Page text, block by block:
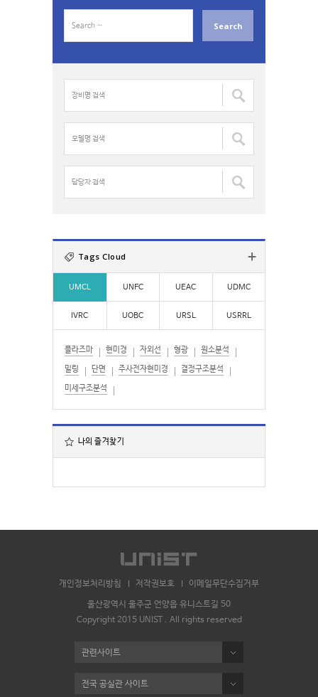
a
명
색
:
델
명
:자
:
Tags Cloud
UMCL UNFC UEAC UDMC
IVRC UOBC URSL USRRL
플라즈마 현미경 자외선 형광 원소분석
밀링 단면 주사전자현미경 결정구조분석
미세구조분석
나의 즐겨찾기
개인정보처리방침 저작권보호 이메일무단수집거부
울산광역시 울주군 언양읍 유니스트길 50
Copyright 2015 UNIST . All rights reserved
관련사이트
전국 공실관 사이트